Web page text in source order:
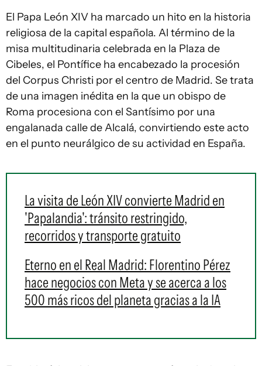
El Papa León XIV ha marcado un hito en la historia
religiosa de la capital española. Al término de la
misa multitudinaria celebrada en la Plaza de
Cibeles, el Pontífice ha encabezado la procesión
del Corpus Christi por el centro de Madrid. Se trata
de una imagen inédita en la que un obispo de
Roma procesiona con el Santísimo por una
engalanada calle de Alcalá, convirtiendo este acto
en el punto neurálgico de su actividad en España.
La visita de León XIV convierte Madrid en
'Papalandia': tránsito restringido,
recorridos y transporte gratuito
Eterno en el Real Madrid: Florentino Pérez
hace negocios con Meta y se acerca a los
500 más ricos del planeta gracias a la IA